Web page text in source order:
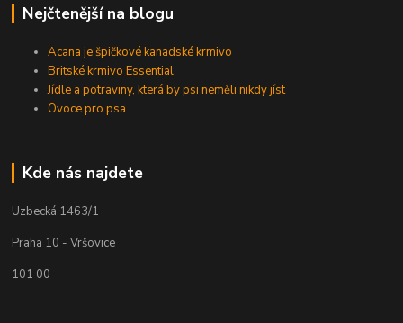
Nejčtenější na blogu
Acana je špičkové kanadské krmivo
Britské krmivo Essential
Jídle a potraviny, která by psi neměli nikdy jíst
Ovoce pro psa
Kde nás najdete
Uzbecká 1463/1
Praha 10 - Vršovice
101 00